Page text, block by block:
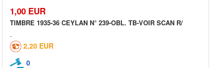
1,00 EUR
TIMBRE 1935-36 CEYLAN N° 239-OBL. TB-VOIR SCAN R/
2,20 EUR
0